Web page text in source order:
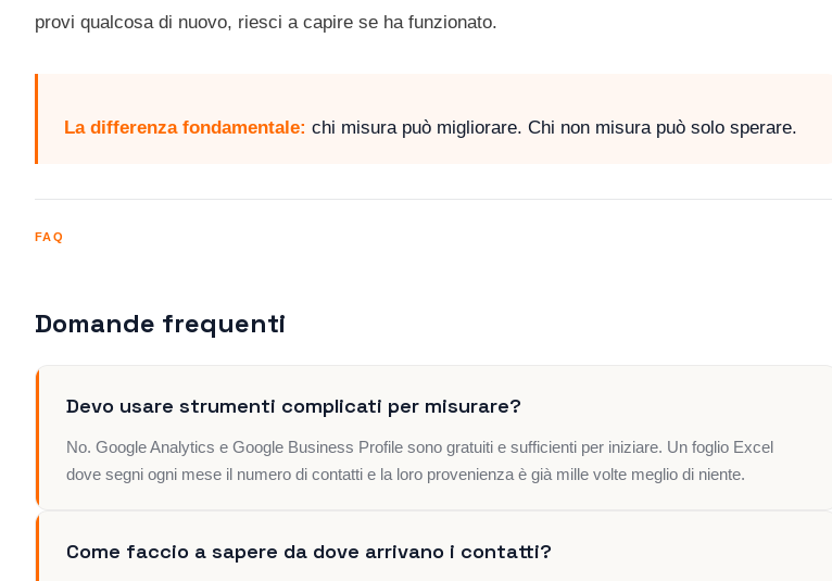
provi qualcosa di nuovo, riesci a capire se ha funzionato.
La differenza fondamentale: chi misura può migliorare. Chi non misura può solo sperare.
FAQ
Domande frequenti
Devo usare strumenti complicati per misurare?
No. Google Analytics e Google Business Profile sono gratuiti e sufficienti per iniziare. Un foglio Excel
dove segni ogni mese il numero di contatti e la loro provenienza è già mille volte meglio di niente.
Come faccio a sapere da dove arrivano i contatti?